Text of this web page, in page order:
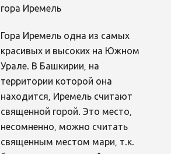
гора Иремель
Гора Иремель одна из самых
красивых и высоких на Южном
Урале. В Башкирии, на
территории которой она
находится, Иремель считают
священной горой. Это место,
несомненно, можно считать
священным местом мари, т.к.